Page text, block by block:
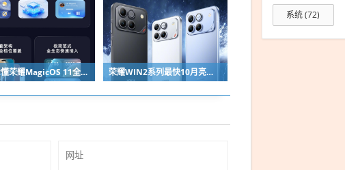
一图看懂荣耀MagicOS 11全新双架构：安卓底层重构 液态玻璃效果拉满 荣耀WIN2系列最快10月亮相：2nm芯片+万级电池组合同档唯一
系统(72)